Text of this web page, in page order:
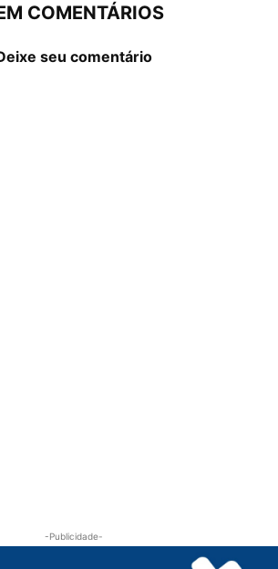
COMENTÁRIOS
seu comentário
-Publicidade-